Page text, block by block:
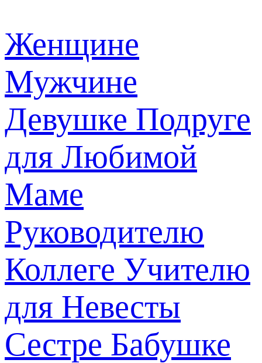
Женщине
Мужчине
Девушке Подруге
для Любимой
Маме
Руководителю
Коллеге Учителю
для Невесты
Сестре Бабушке